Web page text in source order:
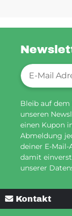
Newsletter-
Bleib auf
unseren
einen Kupon
Abmeldung
deiner E-
damit
unserer
Kontakt